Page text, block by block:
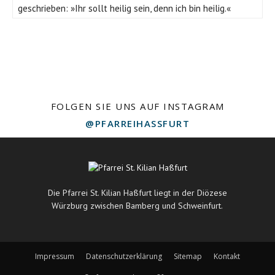
geschrieben: »Ihr sollt heilig sein, denn ich bin heilig.«
FOLGEN SIE UNS AUF INSTAGRAM
@PFARREIHASSFURT
Die Pfarrei St. Kilian Haßfurt liegt in der Diözese
Würzburg zwischen Bamberg und Schweinfurt.
Impressum Datenschutzerklärung Sitemap Kontakt